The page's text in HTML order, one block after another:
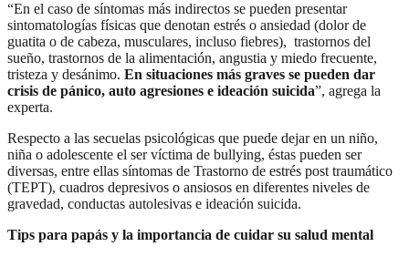
“En el caso de síntomas más indirectos se pueden presentar
sintomatologías físicas que denotan estrés o ansiedad (dolor de
guatita o de cabeza, musculares, incluso fiebres), trastornos del
sueño, trastornos de la alimentación, angustia y miedo frecuente,
tristeza y desánimo. En situaciones más graves se pueden dar
crisis de pánico, auto agresiones e ideación suicida”, agrega la
experta.
Respecto a las secuelas psicológicas que puede dejar en un niño,
niña o adolescente el ser víctima de bullying, éstas pueden ser
diversas, entre ellas síntomas de Trastorno de estrés post traumático
(TEPT), cuadros depresivos o ansiosos en diferentes niveles de
gravedad, conductas autolesivas e ideación suicida.
Tips para papás y la importancia de cuidar su salud mental